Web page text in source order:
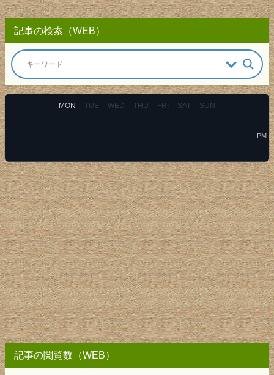
記事の検索（WEB）
MON TUE WED THU FRI SAT SUN
PM
記事の閲覧数（WEB）